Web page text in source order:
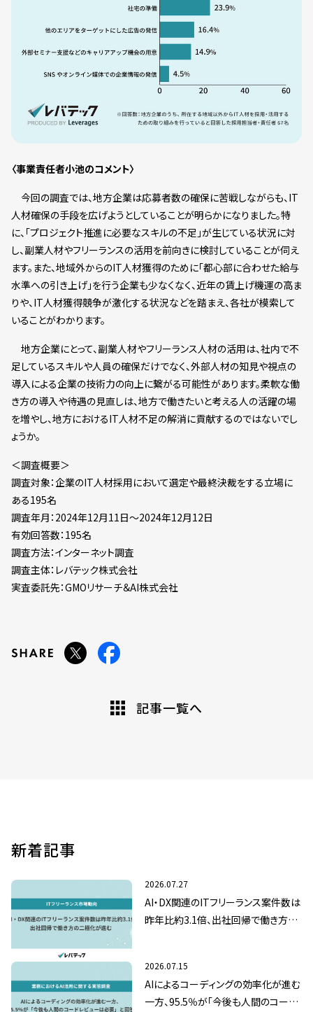
〈事業責任者小池のコメント〉
今回の調査では、地方企業は応募者数の確保に苦戦しながらも、IT
人材確保の手段を広げようとしていることが明らかになりました。特
に、「プロジェクト推進に必要なスキルの不足」が生じている状況に対
し、副業人材やフリーランスの活用を前向きに検討していることが伺え
ます。また、地域外からのIT人材獲得のために「都心部に合わせた給与
水準への引き上げ」を行う企業も少なくなく、近年の賃上げ機運の高ま
りや、IT人材獲得競争が激化する状況などを踏まえ、各社が模索して
いることがわかります。
地方企業にとって、副業人材やフリーランス人材の活用は、社内で不
足しているスキルや人員の確保だけでなく、外部人材の知見や視点の
導入による企業の技術力の向上に繋がる可能性があります。柔軟な働
き方の導入や待遇の見直しは、地方で働きたいと考える人の活躍の場
を増やし、地方におけるIT人材不足の解消に貢献するのではないでし
ょうか。
＜調査概要＞
調査対象：企業のIT人材採用において選定や最終決裁をする立場に
ある195名
調査年月：2024年12月11日～2024年12月12日
有効回答数：195名
調査方法：インターネット調査
調査主体：レバテック株式会社
実査委託先：GMOリサーチ＆AI株式会社
記事一覧へ
新着記事
2026.07.27
AI・DX関連のITフリーランス案件数は
昨年比約3.1倍、出社回帰で働き方の
2026.07.15
AIによるコーディングの効率化が進む
一方、95.5％が「今後も人間のコード